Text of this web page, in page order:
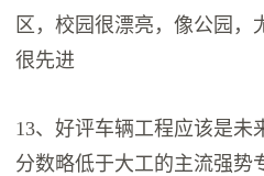
区，校园很漂亮，像公园，
很先进
13、好评车辆工程应该是未
分数略低于大工的主流强势